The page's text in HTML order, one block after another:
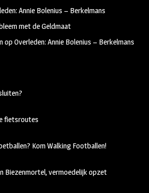
Annie Bolenius – Berkelmans
met de Geldmaat
opOverleden: Annie Bolenius – Berkelmans
fietsroutes
Kom Walking Footballen!
Biezenmortel, vermoedelijk opzet